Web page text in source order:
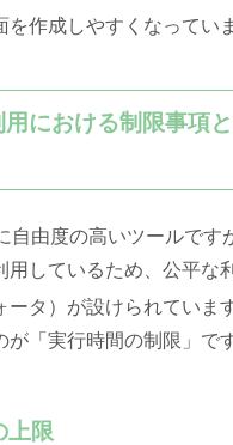
を作成しやすくなってい
における制限事項
自由度の高いツールです
用しているため、公平な
ータ）が設けられていま
が「実行時間の制限」です
上限